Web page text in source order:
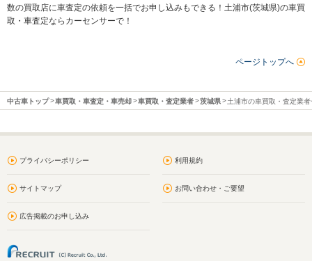
数の買取店に車査定の依頼を一括でお申し込みもできる！土浦市(茨城県)の車買
取・車査定ならカーセンサーで！
ページトップへ
中古車トップ 車買取・車査定・車売却 車買取・査定業者 茨城県 土浦市の車買取・査定業者
プライバシーポリシー 利用規約
サイトマップ お問い合わせ・ご要望
広告掲載のお申し込み